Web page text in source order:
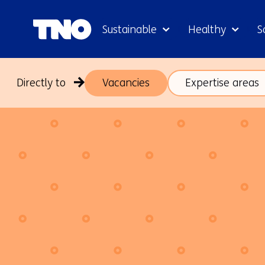
Sustainable Healthy
Directly to Vacancies Expertise areas